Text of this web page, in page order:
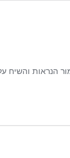
הנראות והשיח